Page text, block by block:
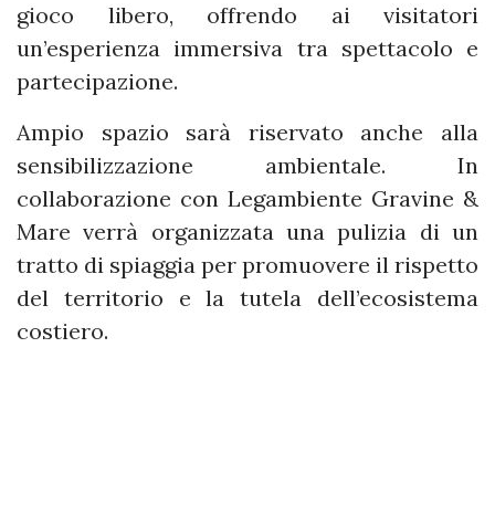
gioco libero, offrendo ai visitatori
un’esperienza immersiva tra spettacolo e
partecipazione.
Ampio spazio sarà riservato anche alla
sensibilizzazione ambientale. In
collaborazione con Legambiente Gravine &
Mare verrà organizzata una pulizia di un
tratto di spiaggia per promuovere il rispetto
del territorio e la tutela dell’ecosistema
costiero.